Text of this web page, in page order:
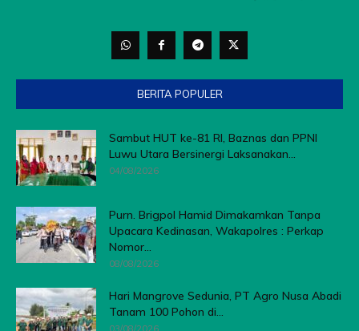
BERITA POPULER
Sambut HUT ke-81 RI, Baznas dan PPNI
Luwu Utara Bersinergi Laksanakan...
04/08/2026
Purn. Brigpol Hamid Dimakamkan Tanpa
Upacara Kedinasan, Wakapolres : Perkap
Nomor...
08/08/2026
Hari Mangrove Sedunia, PT Agro Nusa Abadi
Tanam 100 Pohon di...
03/08/2026